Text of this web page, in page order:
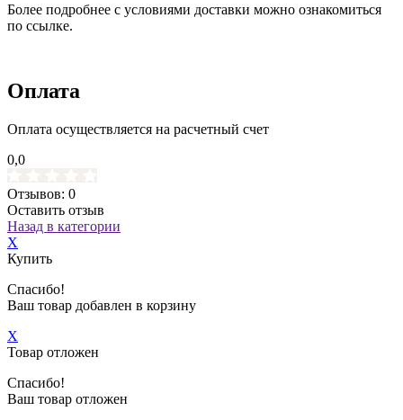
Более подробнее с условиями доставки можно ознакомиться
по ссылке.
Оплата
Оплата осуществляется на расчетный счет
0,0
Отзывов: 0
Оставить отзыв
Назад в категории
X
Купить
Спасибо!
Ваш товар добавлен в корзину
X
Товар отложен
Спасибо!
Ваш товар отложен